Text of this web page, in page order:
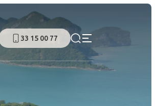
33 15 00 77